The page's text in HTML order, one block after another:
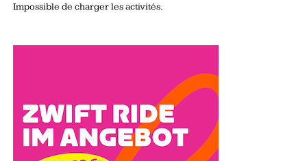
Impossible de charger les activités.